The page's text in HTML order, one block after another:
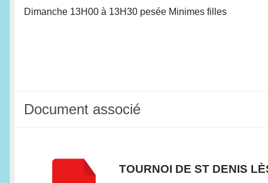
Dimanche 13H00 à 13H30 pesée Minimes filles
Document associé
TOURNOI DE ST DENIS